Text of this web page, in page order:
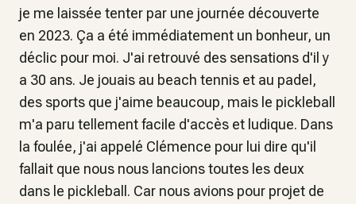
je me laissée tenter par une journée découverte
en 2023. Ça a été immédiatement un bonheur, un
déclic pour moi. J'ai retrouvé des sensations d'il y
a 30 ans. Je jouais au beach tennis et au padel,
des sports que j'aime beaucoup, mais le pickleball
m'a paru tellement facile d'accès et ludique. Dans
la foulée, j'ai appelé Clémence pour lui dire qu'il
fallait que nous nous lancions toutes les deux
dans le pickleball. Car nous avions pour projet de